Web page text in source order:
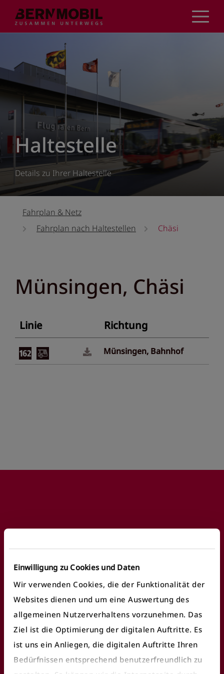
Einwilligung zu Cookies und Daten
Wir verwenden Cookies, die der Funktionalität der
Websites dienen und um eine Auswertung des
allgemeinen Nutzerverhaltens vorzunehmen. Das
Ziel ist die Optimierung der digitalen Auftritte. Es
ist uns ein Anliegen, die digitalen Auftritte Ihren
Bedürfnissen entsprechend benutzerfreundlich zu
Inhalt
Haltestelle
Details zu Ihrer Haltestelle
Fahrplan & Netz
Fahrplan nach Haltestellen
Chäsi
Münsingen, Chäsi
Linie Richtung
Münsingen, Bahnhof
Fundbüro finden
Fahrausweiskontrolle
öV Plus App nutzen
E-Ticket